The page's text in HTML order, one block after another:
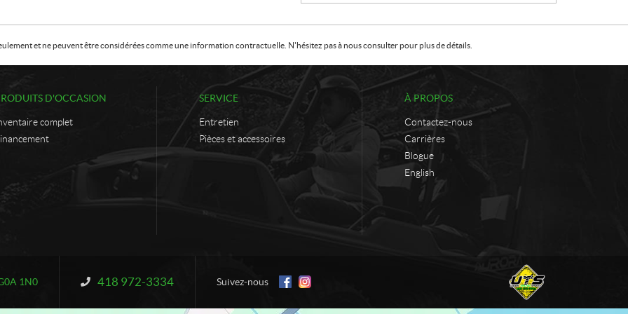
:::
et ne peuvent être considérées comme une information contractuelle. N'hésitez pas à nous consulter pour plus de détails.
D'OCCASION
complet
SERVICE
Entretien
Pièces et accessoires
À PROPOS
Contactez-nous
Carrières
Blogue
English
1N0 Information :
418 972-3334 Suivez-nous